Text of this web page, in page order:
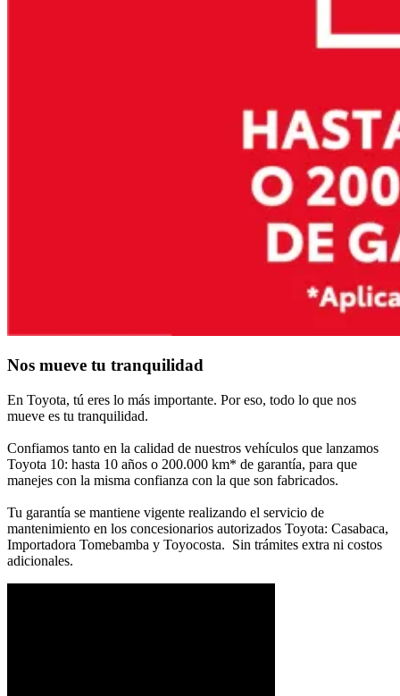
Nos mueve tu tranquilidad
En Toyota, tú eres lo más importante. Por eso, todo lo que nos
mueve es tu tranquilidad.
Confiamos tanto en la calidad de nuestros vehículos que lanzamos
Toyota 10: hasta 10 años o 200.000 km* de garantía, para que
manejes con la misma confianza con la que son fabricados.
Tu garantía se mantiene vigente realizando el servicio de
mantenimiento en los concesionarios autorizados Toyota: Casabaca,
Importadora Tomebamba y Toyocosta. Sin trámites extra ni costos
adicionales.